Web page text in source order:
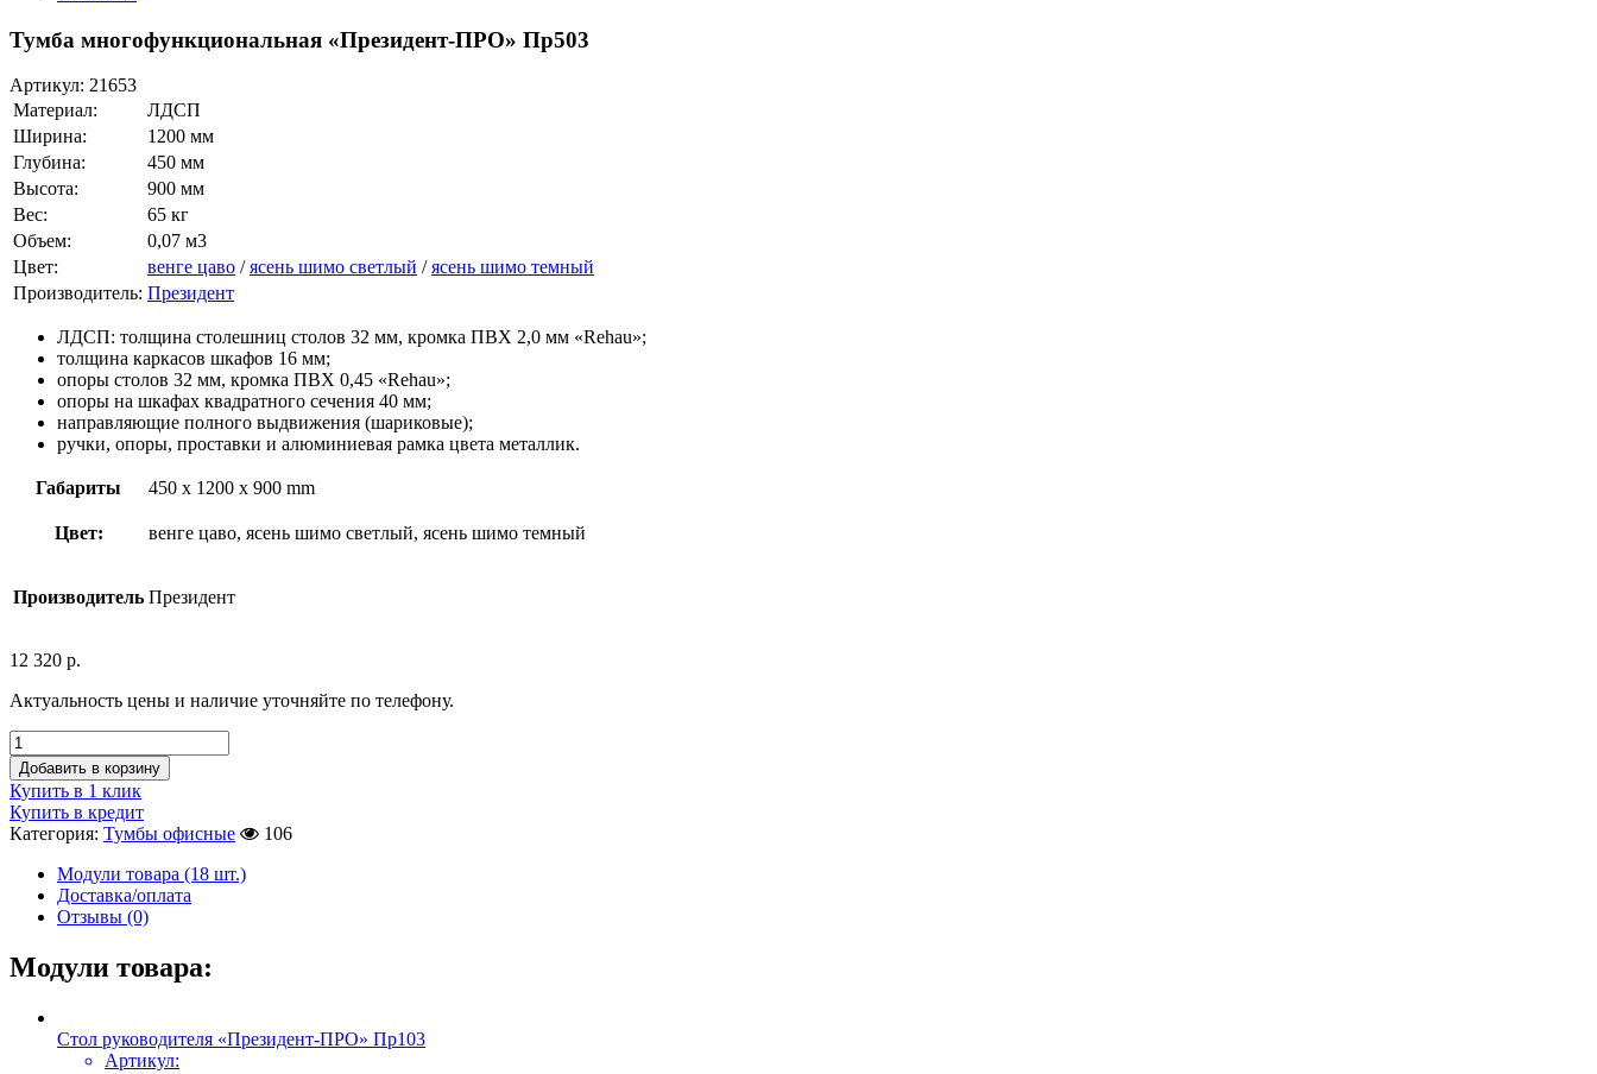
Тумба многофункциональная «Президент-ПРО» Пр503
Артикул: 21653
Материал:
ЛДСП
Ширина:
1200 мм
Глубина:
450 мм
Высота:
900 мм
Вес:
65 кг
Объем:
0,07 м3
Цвет:
венге цаво /ясень шимо светлый /ясень шимо темный
Производитель: Президент
ЛДСП: толщина столешниц столов 32 мм, кромка ПВХ 2,0 мм «Rehau»;
толщина каркасов шкафов 16 мм;
опоры столов 32 мм, кромка ПВХ 0,45 «Rehau»;
опоры на шкафах квадратного сечения 40 мм;
направляющие полного выдвижения (шариковые);
ручки, опоры, проставки и алюминиевая рамка цвета металлик.
Габариты 450 x 1200 x 900 mm
Цвет: венге цаво, ясень шимо светлый, ясень шимо темный
Производитель Президент
12 320 р.
Актуальность цены и наличие уточняйте по телефону.
Добавить в корзину
Купить в 1 клик
Купить в кредит
Категория: Тумбы офисные
106
Модули товара (18 шт.)
Доставка/оплата
Отзывы (0)
Модули товара:
Стол руководителя «Президент-ПРО» Пр103
Артикул: